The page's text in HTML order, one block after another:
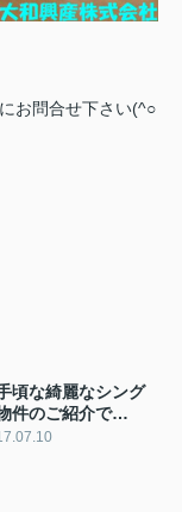
お問合せ下さい(^○
頃な綺麗なシング
件のご紹介で
！